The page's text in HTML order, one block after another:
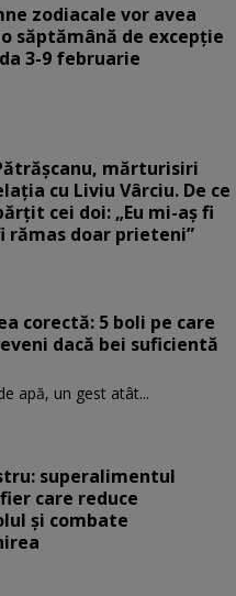
zodiacale vor avea
săptămână de excepție
3-9 februarie
mărturisiri
cu Liviu Vârciu. De ce
cei doi: „Eu mi-aș fi
rămas doar prieteni”
corectă: 5 boli pe care
dacă bei suficientă
apă, un gest atât...
superalimentul
care reduce
și combate